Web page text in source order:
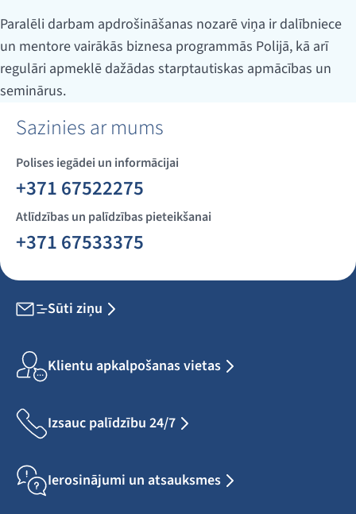
Paralēli darbam apdrošināšanas nozarē viņa ir dalībniece
un mentore vairākās biznesa programmās Polijā, kā arī
regulāri apmeklē dažādas starptautiskas apmācības un
seminārus.
Sazinies ar mums
Polises iegādei un informācijai
+371 67522275
Atlīdzības un palīdzības pieteikšanai
+371 67533375
Sūti ziņu
Klientu apkalpošanas vietas
Izsauc palīdzību 24/7
Ierosinājumi un atsauksmes